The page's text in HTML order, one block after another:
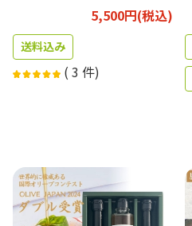
5,500円(税込)
送料込み
( 3 件)